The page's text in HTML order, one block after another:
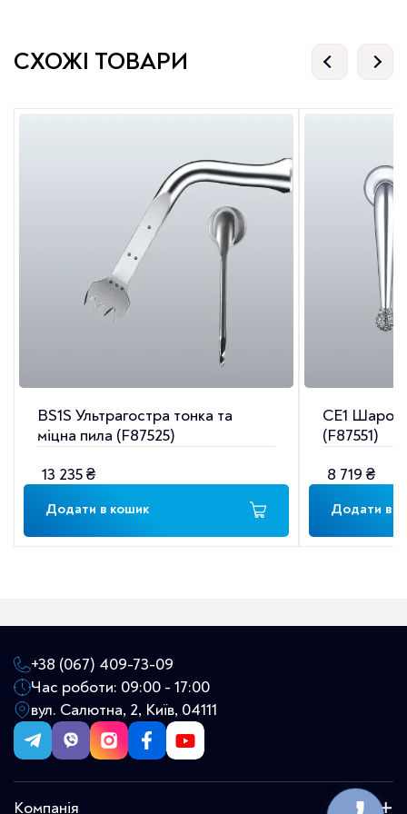
СХОЖІ ТОВАРИ
BS1S Ультрагостра тонка та
міцна пила (F87525)
13 235₴
Додати в кошик
CE1
(F87551)
8 719 ₴
Додати в
+38 (067) 409-73-09
Час роботи: 09:00 - 17:00
вул. Салютна, 2, Київ, 04111
Компанія